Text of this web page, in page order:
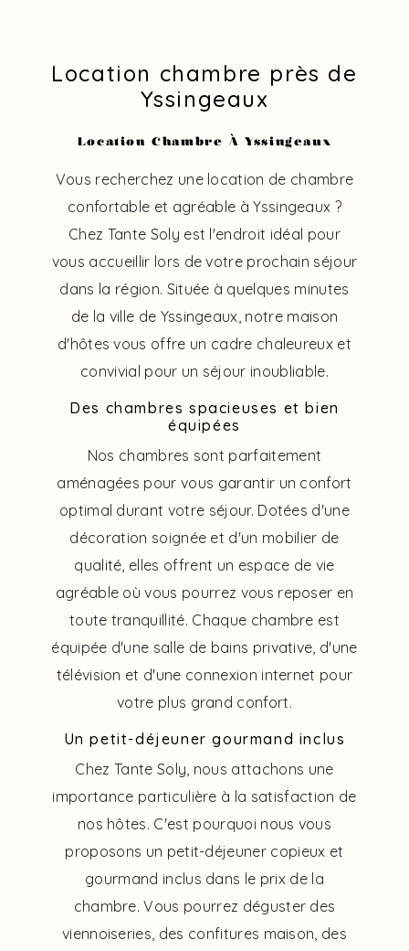
Location chambre près de
Yssingeaux
Location Chambre À Yssingeaux
Vous recherchez une location de chambre
confortable et agréable à Yssingeaux ?
Chez Tante Soly est l'endroit idéal pour
vous accueillir lors de votre prochain séjour
dans la région. Située à quelques minutes
de la ville de Yssingeaux, notre maison
d'hôtes vous offre un cadre chaleureux et
convivial pour un séjour inoubliable.
Des chambres spacieuses et bien
équipées
Nos chambres sont parfaitement
aménagées pour vous garantir un confort
optimal durant votre séjour. Dotées d'une
décoration soignée et d'un mobilier de
qualité, elles offrent un espace de vie
agréable où vous pourrez vous reposer en
toute tranquillité. Chaque chambre est
équipée d'une salle de bains privative, d'une
télévision et d'une connexion internet pour
votre plus grand confort.
Un petit-déjeuner gourmand inclus
Chez Tante Soly, nous attachons une
importance particulière à la satisfaction de
nos hôtes. C'est pourquoi nous vous
proposons un petit-déjeuner copieux et
gourmand inclus dans le prix de la
chambre. Vous pourrez déguster des
viennoiseries, des confitures maison, des